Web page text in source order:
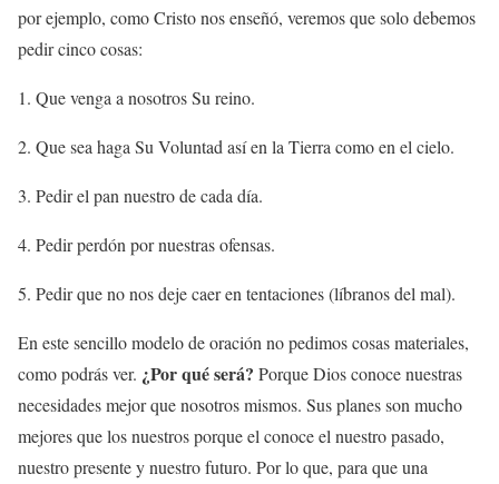
por ejemplo, como Cristo nos enseñó, veremos que solo debemos
pedir cinco cosas:
1. Que venga a nosotros Su reino.
2. Que sea haga Su Voluntad así en la Tierra como en el cielo.
3. Pedir el pan nuestro de cada día.
4. Pedir perdón por nuestras ofensas.
5. Pedir que no nos deje caer en tentaciones (líbranos del mal).
En este sencillo modelo de oración no pedimos cosas materiales,
como podrás ver. ¿Por qué será? Porque Dios conoce nuestras
necesidades mejor que nosotros mismos. Sus planes son mucho
mejores que los nuestros porque el conoce el nuestro pasado,
nuestro presente y nuestro futuro. Por lo que, para que una